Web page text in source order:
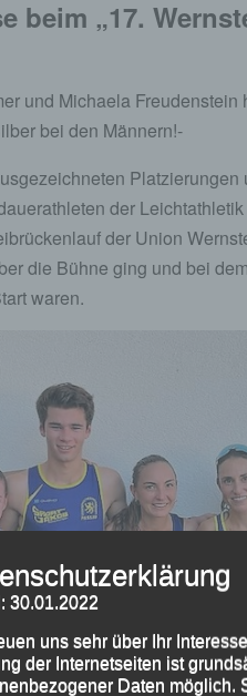
beim „17.
und Michaela Freudenstein
bei den Männern!-
Platzierungen
der
der Union
die Bühne ging und bei
waren.
30.01.2022
uns sehr über Ihr
der Internetseiten ist
Daten möglich.